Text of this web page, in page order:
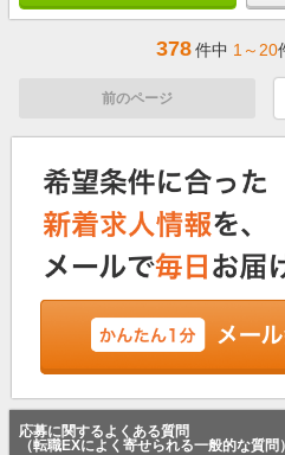
378件中 1～20
前のページ
応募に関するよくある質問
（転職EXによく寄せられる一般的な質問）